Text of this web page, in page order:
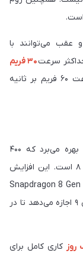
عقب می‌توانند با
۳۰ فریم
را دارند؛ بنابراین فیلم‌برداری روان با سرعت ۶۰ فریم بر ثانیه
ساعتی بهره می‌برد که ۴۰۰
میلی‌‎آمپر ساعت بیشتر از باتری گلکسی تب اس ۸ است. این افزایش
کوچک اما خوشایند، به‌ خوبی با تراشه بسیار کارآمد Snapdragon 8 Gen
2 برای گلکسی هماهنگ شده و به گلکسی تب اس ۹ اجازه می‌دهد تا در
روز کاری کامل برای